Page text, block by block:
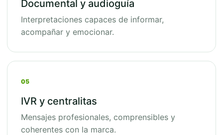
Documental y audioguía
Interpretaciones capaces de informar,
acompañar y emocionar.
05
IVR y centralitas
Mensajes profesionales, comprensibles y
coherentes con la marca.